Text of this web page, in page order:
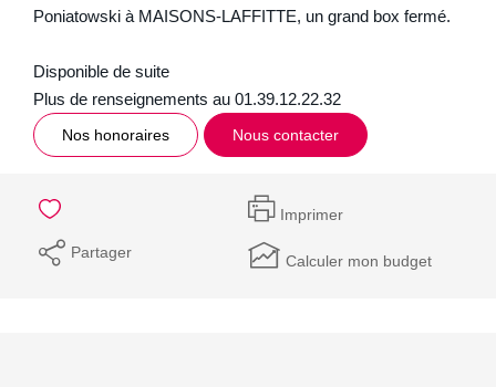
Poniatowski à MAISONS-LAFFITTE, un grand box fermé.
Disponible de suite
Plus de renseignements au 01.39.12.22.32
Nos honoraires Nous contacter
Imprimer
Partager Calculer mon budget